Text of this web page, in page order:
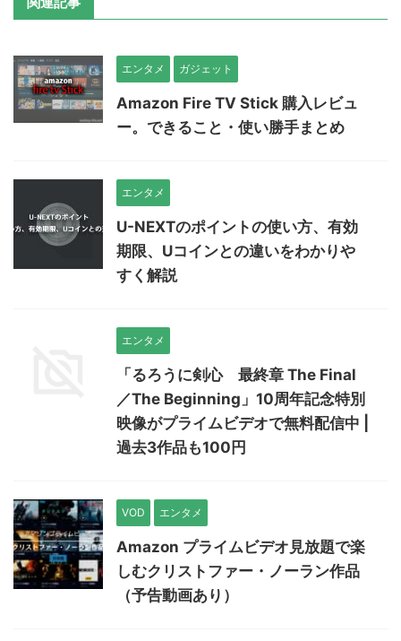
エンタメ ガジェット
Amazon Fire TV Stick 購入レビュ
ー。できること・使い勝手まとめ
エンタメ
U-NEXTのポイントの使い方、有効
期限、Uコインとの違いをわかりや
すく解説
エンタメ
「るろうに剣心 最終章 The Final
／The Beginning」10周年記念特別
映像がプライムビデオで無料配信中 |
過去3作品も100円
VOD エンタメ
Amazon プライムビデオ見放題で楽
しむクリストファー・ノーラン作品
（予告動画あり）